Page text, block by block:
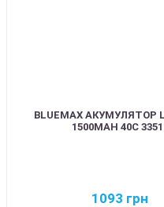
BLUEMAX АКУМУЛЯТОР
1500MAH 40C
1093 грн